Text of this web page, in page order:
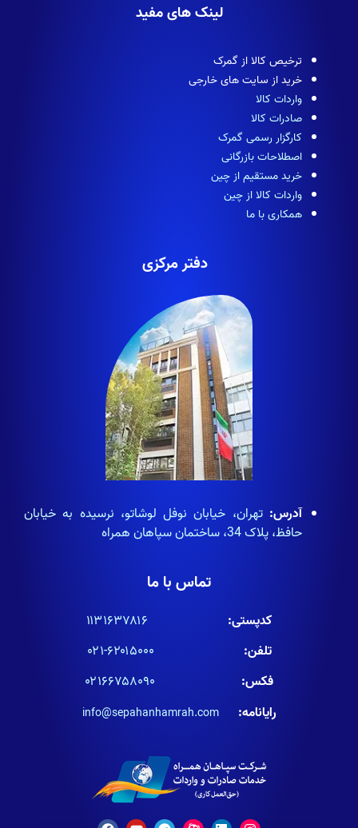
لینک های مفید
ترخیص کالا از گمرک
خرید از سایت های خارجی
واردات کالا
صادرات کالا
کارگزار رسمی گمرک
اصطلاحات بازرگانی
خرید مستقیم از چین
واردات کالا از چین
همکاری با ما
دفتر مرکزی
آدرس: تهران، خیابان نوفل لوشاتو، نرسیده به خیابان
حافظ، پلاک 34، ساختمان سپاهان همراه
تماس با ما
کدپستی:
۱۱۳۱۶۳۷۸۱۶
تلفن:
۶۲۰۱۵۰۰۰-۰۲۱
فکس:
۰۲۱۶۶۷۵۸۰۹۰
رایانامه:
info@sepahanhamrah.com